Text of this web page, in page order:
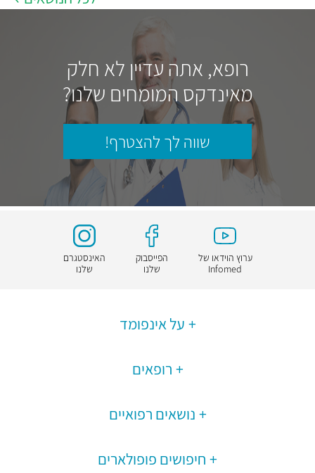
רופא, אתה עדיין לא חלק
מאינדקס המומחים שלנו?
שווה לך להצטרף!
ערוץ הוידאו של
Infomed
הפייסבוק
שלנו
האינסטגרם
שלנו
על אינפומד
רופאים
נושאים רפואיים
חיפושים פופולארים